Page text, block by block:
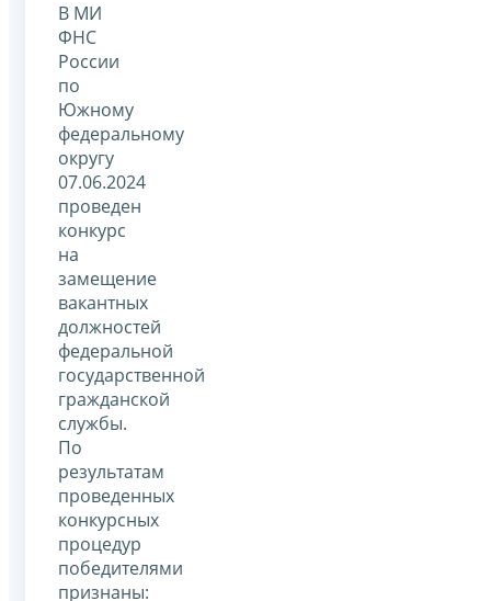
В МИ
ФНС
России
по
Южному
федеральному
округу
07.06.2024
проведен
конкурс
на
замещение
вакантных
должностей
федеральной
государственной
гражданской
службы.
По
результатам
проведенных
конкурсных
процедур
победителями
признаны: